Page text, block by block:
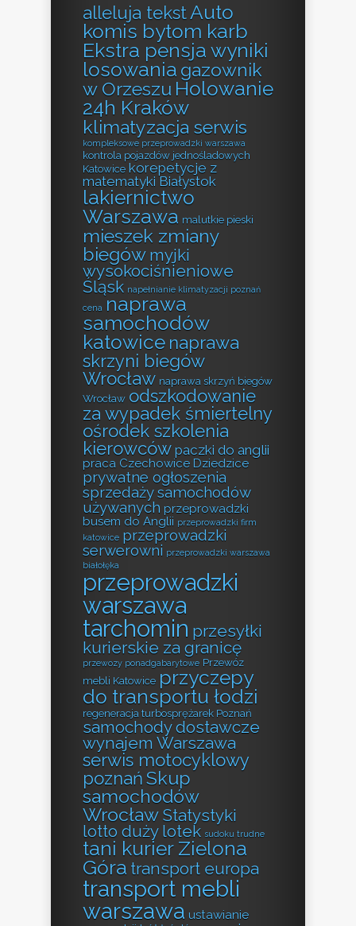
alleluja tekstAuto
komis bytom karb
Ekstra pensja wyniki
losowania gazownik
w Orzeszu Holowanie
24h Kraków
klimatyzacja serwis
kompleksowe przeprowadzki warszawa
kontrola pojazdów jednośladowych
Katowice korepetycje z
matematyki Białystok
lakiernictwo
Warszawa malutkie pieski
mieszek zmiany
biegów myjki
wysokociśnieniowe
Śląsk napełnianie klimatyzacji poznań
cena naprawa
samochodów
katowice naprawa
skrzyni biegów
Wrocław naprawa skrzyń biegów
Wrocław odszkodowanie
za wypadek śmiertelny
ośrodek szkolenia
kierowców paczki do anglii
praca Czechowice Dziedzice
prywatne ogłoszenia
sprzedaży samochodów
używanych przeprowadzki
busem do Anglii przeprowadzki firm
katowice przeprowadzki
serwerowni przeprowadzki warszawa
białołęka
przeprowadzki
warszawa
tarchomin przesyłki
kurierskie za granicę
przewozy ponadgabarytowe Przewóz
mebli Katowice przyczepy
do transportu łodzi
regeneracja turbosprężarek Poznań
samochody dostawcze
wynajem Warszawa
serwis motocyklowy
poznańSkup
samochodów
Wrocław Statystyki
lotto duży lotek sudoku trudne
tani kurier Zielona
Góra transport europa
transport mebli
warszawa ustawianie